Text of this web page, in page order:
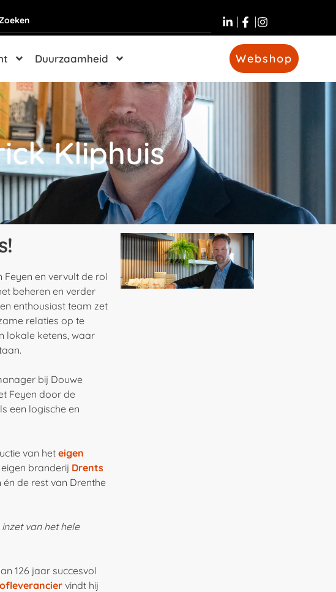
Duurzaamheid Webshop
Kliphuis
Feyen en vervult de rol
beheren en verder
enthousiast team zet
relaties op te
lokale ketens, waar
bij Douwe
Feyen door de
een logische en
van heteigen
branderij Drents
de rest van Drenthe
van het hele
126 jaar succesvol
vindt hij